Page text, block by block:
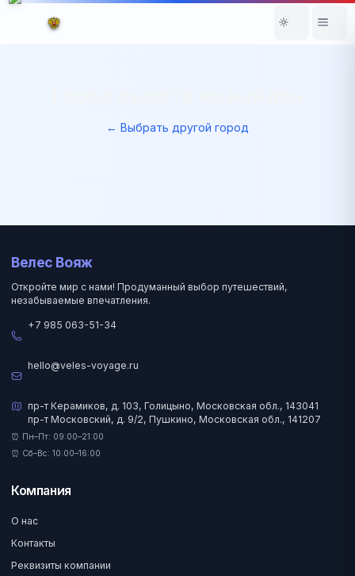
← Выбрать другой город
Велес Вояж
Откройте мир с нами! Продуманный выбор путешествий,
незабываемые впечатления.
+7 985 063-51-34
hello@veles-voyage.ru
пр-т Керамиков, д. 103, Голицыно, Московская обл., 143041
пр-т Московский, д. 9/2, Пушкино, Московская обл., 141207
⏰ Пн–Пт: 09:00–21:00
⏰ Сб–Вс: 10:00–16:00
Компания
О нас
Контакты
Реквизиты компании